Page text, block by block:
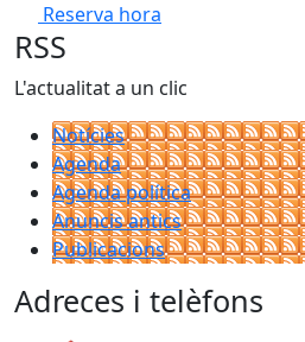
Reserva hora
RSS
L'actualitat a un clic
Notícies
Agenda
Agenda política
Anuncis antics
Publicacions
Adreces i telèfons